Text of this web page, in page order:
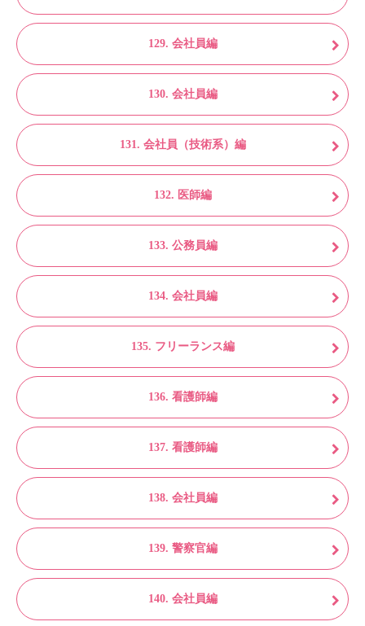
129. 会社員編
130. 会社員編
131. 会社員（技術系）編
132. 医師編
133. 公務員編
134. 会社員編
135. フリーランス編
136. 看護師編
137. 看護師編
138. 会社員編
139. 警察官編
140. 会社員編